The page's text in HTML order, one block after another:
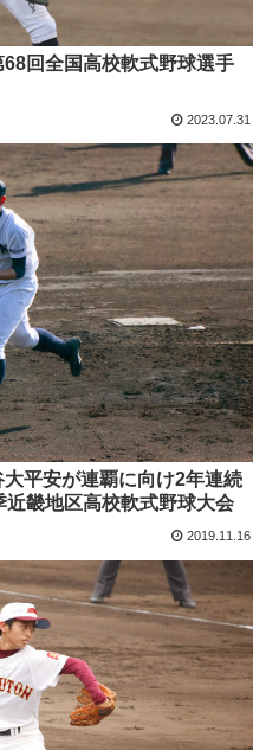
回全国高校軟式野球選手
2023.07.31
大平安が連覇に向け2年連続
畿地区高校軟式野球大会
2019.11.16